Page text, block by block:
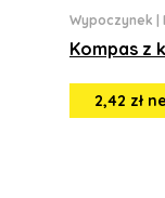
Wypoczynek
Kompas z
2,42 zł